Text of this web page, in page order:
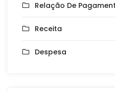
Relação De
Receita
Despesa